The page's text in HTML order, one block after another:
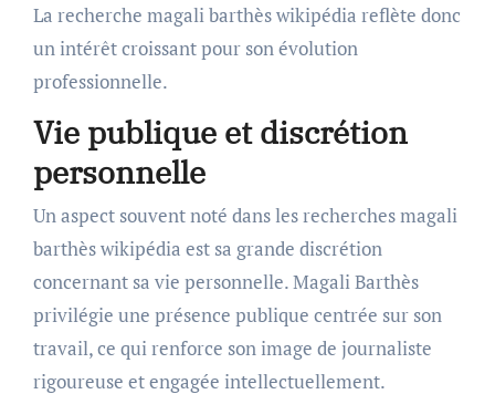
La recherche magali barthès wikipédia reflète donc
un intérêt croissant pour son évolution
professionnelle.
Vie publique et discrétion
personnelle
Un aspect souvent noté dans les recherches magali
barthès wikipédia est sa grande discrétion
concernant sa vie personnelle. Magali Barthès
privilégie une présence publique centrée sur son
travail, ce qui renforce son image de journaliste
rigoureuse et engagée intellectuellement.